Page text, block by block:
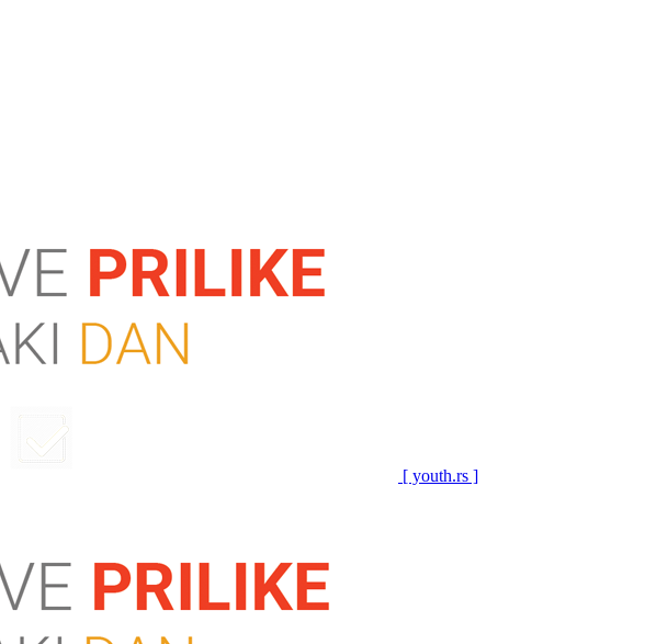
[ youth.rs ]